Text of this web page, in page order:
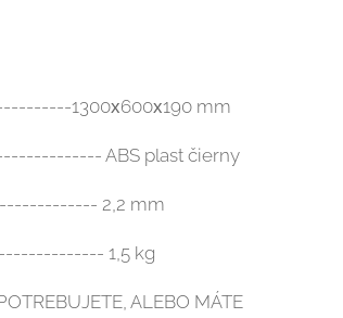
1300х600х190 mm
ABS plast čierny
2,2 mm
1,5 kg
ALEBO MÁTE